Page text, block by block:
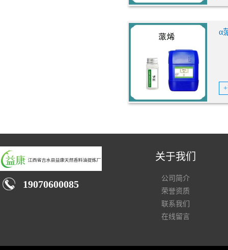
α
19070600085
关于我们
公司简介
荣誉资质
联系我们
在线留言